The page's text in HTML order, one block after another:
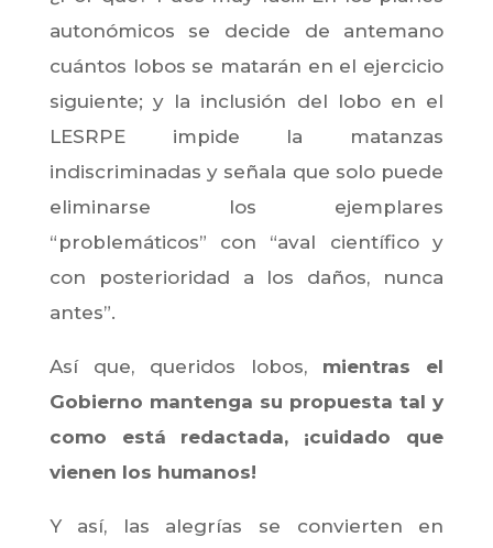
autonómicos se decide de antemano
cuántos lobos se matarán en el ejercicio
siguiente; y la inclusión del lobo en el
LESRPE impide la matanzas
indiscriminadas y señala que solo puede
eliminarse los ejemplares
“problemáticos” con “aval científico y
con posterioridad a los daños, nunca
antes”.
Así que, queridos lobos, mientras el
Gobierno mantenga su propuesta tal y
como está redactada, ¡cuidado que
vienen los humanos!
Y así, las alegrías se convierten en